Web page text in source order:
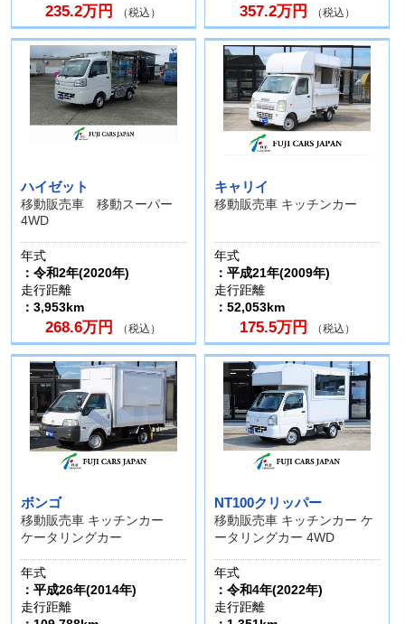
235.2万円 （税込） 357.2万円 （税込）
ハイゼット
移動販売車 移動スーパー
4WD
年式
：令和2年(2020年)
走行距離
：3,953km
268.6万円 （税込）
キャリイ
移動販売車 キッチンカー
年式
：平成21年(2009年)
走行距離
：52,053km
175.5万円 （税込）
ボンゴ
移動販売車 キッチンカー
ケータリングカー
年式
：平成26年(2014年)
走行距離
NT100クリッパー
移動販売車 キッチンカー ケ
ータリングカー 4WD
年式
：令和4年(2022年)
走行距離